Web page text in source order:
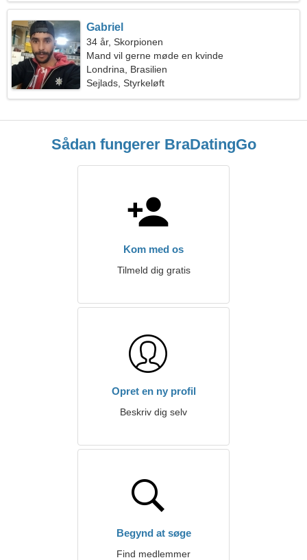
Gabriel
34 år, Skorpionen
Mand vil gerne møde en kvinde
Londrina, Brasilien
Sejlads, Styrkeløft
Sådan fungerer BraDatingGo
Kom med os
Tilmeld dig gratis
Opret en ny profil
Beskriv dig selv
Begynd at søge
Find medlemmer